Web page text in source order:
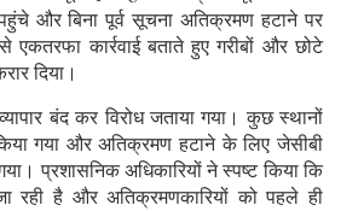
और बिना पूर्व सूचना अतिक्रमण हटाने पर
एकतरफा कार्रवाई बताते हुए गरीबों और छोटे
दिया।
व्यापार बंद कर विरोध जताया गया। कुछ स्थानों
गया और अतिक्रमण हटाने के लिए जेसीबी
प्रशासनिक अधिकारियों ने स्पष्ट किया कि
जा रही है और अतिक्रमणकारियों को पहले ही